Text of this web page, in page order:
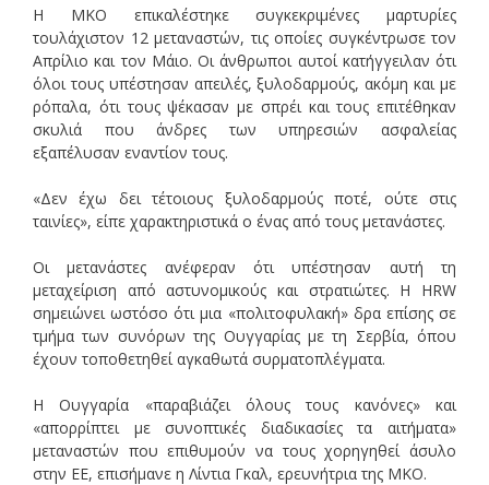
Η ΜΚΟ επικαλέστηκε συγκεκριμένες μαρτυρίες
τουλάχιστον 12 μεταναστών, τις οποίες συγκέντρωσε τον
Απρίλιο και τον Μάιο. Οι άνθρωποι αυτοί κατήγγειλαν ότι
όλοι τους υπέστησαν απειλές, ξυλοδαρμούς, ακόμη και με
ρόπαλα, ότι τους ψέκασαν με σπρέι και τους επιτέθηκαν
σκυλιά που άνδρες των υπηρεσιών ασφαλείας
εξαπέλυσαν εναντίον τους.
«Δεν έχω δει τέτοιους ξυλοδαρμούς ποτέ, ούτε στις
ταινίες», είπε χαρακτηριστικά ο ένας από τους μετανάστες.
Οι μετανάστες ανέφεραν ότι υπέστησαν αυτή τη
μεταχείριση από αστυνομικούς και στρατιώτες. Η HRW
σημειώνει ωστόσο ότι μια «πολιτοφυλακή» δρα επίσης σε
τμήμα των συνόρων της Ουγγαρίας με τη Σερβία, όπου
έχουν τοποθετηθεί αγκαθωτά συρματοπλέγματα.
Η Ουγγαρία «παραβιάζει όλους τους κανόνες» και
«απορρίπτει με συνοπτικές διαδικασίες τα αιτήματα»
μεταναστών που επιθυμούν να τους χορηγηθεί άσυλο
στην ΕΕ, επισήμανε η Λίντια Γκαλ, ερευνήτρια της ΜΚΟ.